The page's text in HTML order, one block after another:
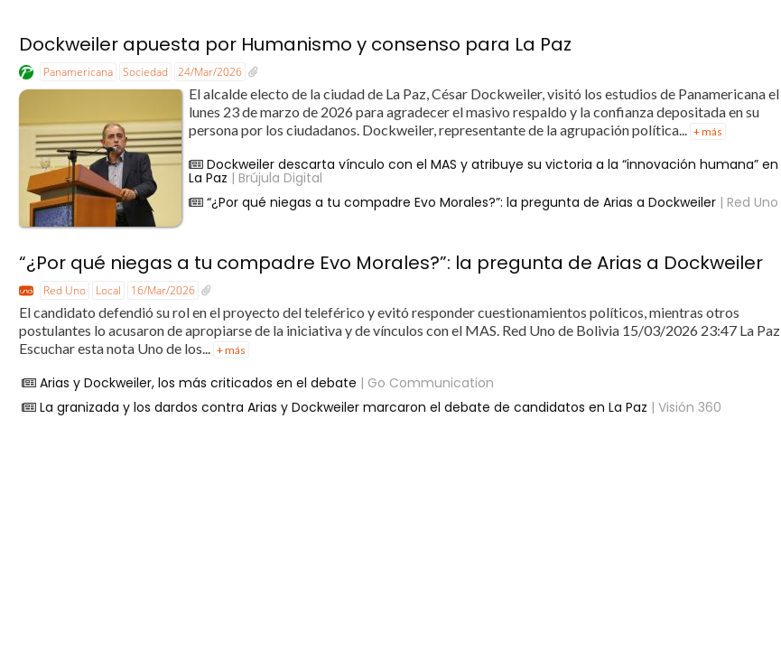
Dockweiler apuesta por Humanismo y consenso para La Paz
Panamericana Sociedad 24/Mar/2026
El alcalde electo de la ciudad de La Paz, César Dockweiler, visitó los estudios de Panamericana el
lunes 23 de marzo de 2026 para agradecer el masivo respaldo y la confianza depositada en su
persona por los ciudadanos. Dockweiler, representante de la agrupación política... + más
Dockweiler descarta vínculo con el MAS y atribuye su victoria a la “innovación humana” en
La Paz | Brújula Digital
“¿Por qué niegas a tu compadre Evo Morales?”: la pregunta de Arias a Dockweiler | Red Uno
“¿Por qué niegas a tu compadre Evo Morales?”: la pregunta de Arias a Dockweiler
Red Uno Local 16/Mar/2026
El candidato defendió su rol en el proyecto del teleférico y evitó responder cuestionamientos políticos, mientras otros
postulantes lo acusaron de apropiarse de la iniciativa y de vínculos con el MAS. Red Uno de Bolivia 15/03/2026 23:47 La Paz
Escuchar esta nota Uno de los...
+ más
Arias y Dockweiler, los más criticados en el debate | Go Communication
La granizada y los dardos contra Arias y Dockweiler marcaron el debate de candidatos en La Paz | Visión 360